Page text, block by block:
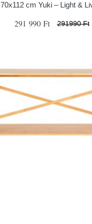
70x112 cm Yuki – Light &
291 990 Ft 291990 Ft